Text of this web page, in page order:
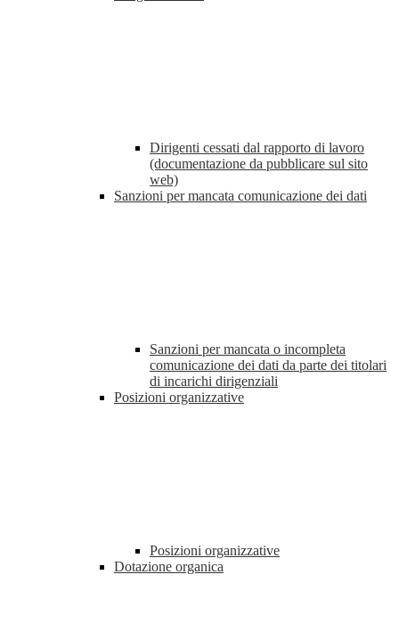
Dirigenti cessati dal rapporto di lavoro
(documentazione da pubblicare sul sito
web)
Sanzioni per mancata comunicazione dei dati
Sanzioni per mancata o incompleta
comunicazione dei dati da parte dei titolari
di incarichi dirigenziali
Posizioni organizzative
Posizioni organizzative
Dotazione organica